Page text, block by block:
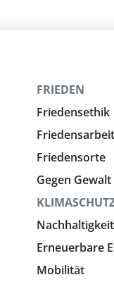
FRIEDEN
Friedensethik
Friedensarbeit
Friedensorte
Gegen Gewalt
Nachhaltigkeit
Erneuerbare
Mobilität